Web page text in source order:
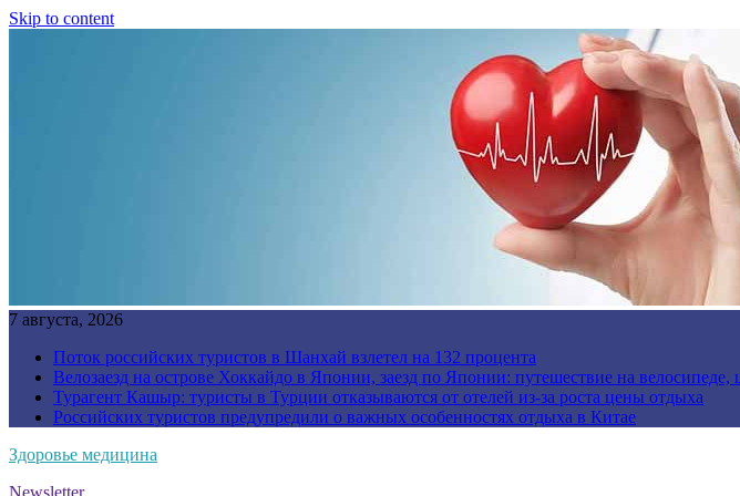
Skip to content
7 августа, 2026
Поток российских туристов в Шанхай взлетел на 132 процента
Велозаезд на острове Хоккайдо в Японии, заезд по Японии: путешествие на велосипеде,
Турагент Кашыр: туристы в Турции отказываются от отелей из-за роста цены отдыха
Российских туристов предупредили о важных особенностях отдыха в Китае
Здоровье медицина
Newsletter